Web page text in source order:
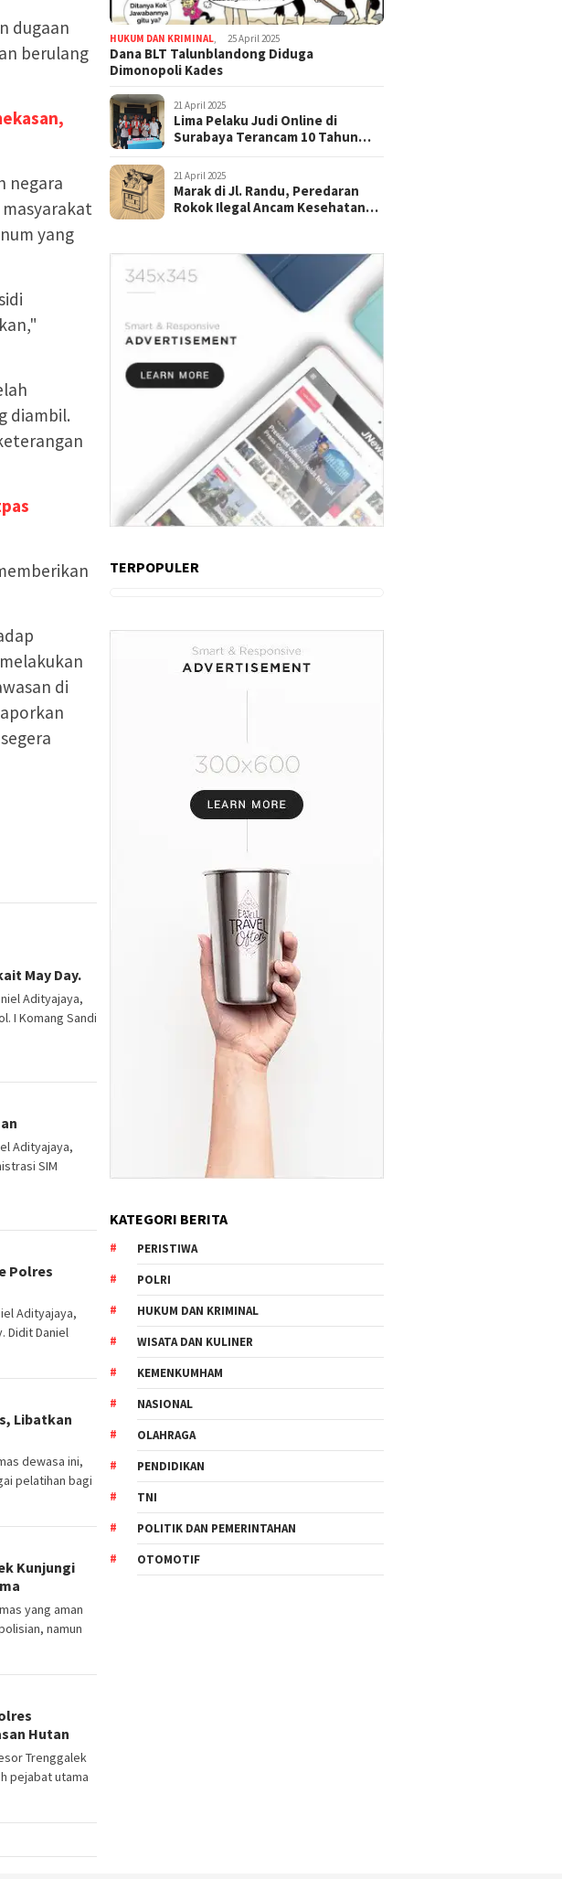
dugaan
berulang
negara
yang
diambil.
di
May Day.
Adityajaya,
I Komang Sandi
Adityajaya,
SIM
Polres
Adityajaya,
Didit Daniel
Libatkan
dewasa ini,
pelatihan bagi
Kunjungi
yang aman
namun
Hutan
Trenggalek
pejabat utama
HUKUM DAN KRIMINAL 25 April 2025
Dana BLT Talunblandong Diduga
Dimonopoli Kades
21 April 2025
Lima Pelaku Judi Online di
Surabaya Terancam 10 Tahun
21 April 2025
Marak di Jl. Randu, Peredaran
Rokok Ilegal Ancam Kesehatan
TERPOPULER
KATEGORI BERITA
PERISTIWA
POLRI
HUKUM DAN KRIMINAL
WISATA DAN KULINER
KEMENKUMHAM
NASIONAL
OLAHRAGA
PENDIDIKAN
TNI
POLITIK DAN PEMERINTAHAN
OTOMOTIF